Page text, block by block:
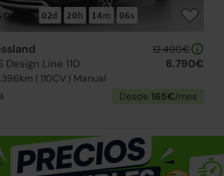
02d 20h 14m 05s
Design Line 110
| 110CV | Manual
12.490€
8.790€
Desde 165€/mes